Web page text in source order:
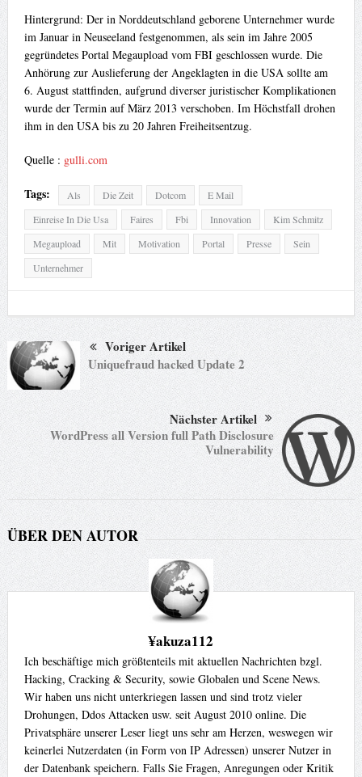
Hintergrund: Der in Norddeutschland geborene Unternehmer wurde
im Januar in Neuseeland festgenommen, als sein im Jahre 2005
gegründetes Portal Megaupload vom FBI geschlossen wurde. Die
Anhörung zur Auslieferung der Angeklagten in die USA sollte am
6. August stattfinden, aufgrund diverser juristischer Komplikationen
wurde der Termin auf März 2013 verschoben. Im Höchstfall drohen
ihm in den USA bis zu 20 Jahren Freiheitsentzug.
Quelle : gulli.com
Tags: Als Die Zeit Dotcom
E Mail
Einreise In Die Usa
Faires Fbi Innovation
Kim Schmitz
Megaupload
Mit Motivation Portal Presse
Sein
Unternehmer
Voriger Artikel
Uniquefraud hacked Update 2
Nächster Artikel
WordPress all Version full Path Disclosure
Vulnerability
ÜBER DEN AUTOR
¥akuza112
Ich beschäftige mich größtenteils mit aktuellen Nachrichten bzgl.
Hacking, Cracking & Security, sowie Globalen und Scene News.
Wir haben uns nicht unterkriegen lassen und sind trotz vieler
Drohungen, Ddos Attacken usw. seit August 2010 online. Die
Privatsphäre unserer Leser liegt uns sehr am Herzen, weswegen wir
keinerlei Nutzerdaten (in Form von IP Adressen) unserer Nutzer in
der Datenbank speichern. Falls Sie Fragen, Anregungen oder Kritik